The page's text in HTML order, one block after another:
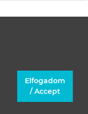
Elfogadom
/ Accept